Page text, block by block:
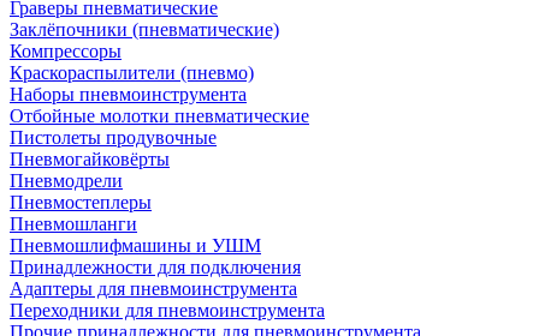
Граверы пневматические
Заклёпочники (пневматические)
Компрессоры
Краскораспылители (пневмо)
Наборы пневмоинструмента
Отбойные молотки пневматические
Пистолеты продувочные
Пневмогайковёрты
Пневмодрели
Пневмостеплеры
Пневмошланги
Пневмошлифмашины и УШМ
Принадлежности для подключения
Адаптеры для пневмоинструмента
Переходники для пневмоинструмента
Прочие принадлежности для пневмоинструмента